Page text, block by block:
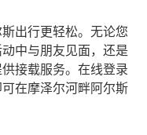
出行更轻松。无论您
中与朋友见面，还是
接载服务。在线登录
在摩泽尔河畔阿尔斯